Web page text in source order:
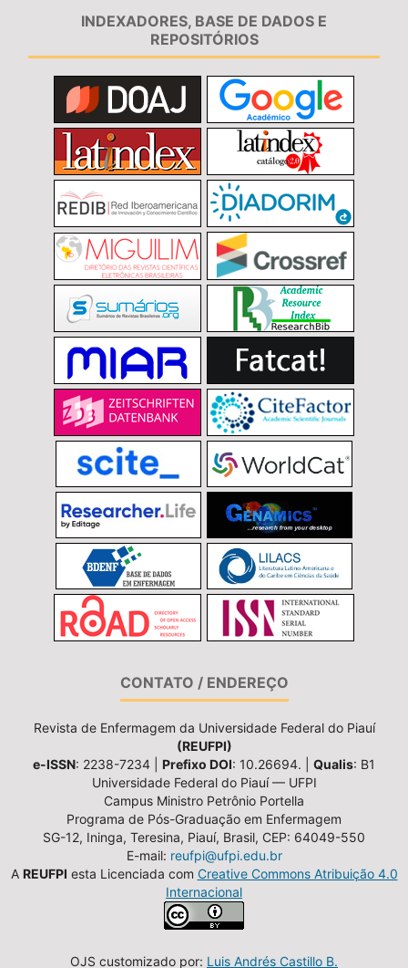
INDEXADORES, BASE DE DADOS E
REPOSITÓRIOS
CONTATO / ENDEREÇO
Revista de Enfermagem da Universidade Federal do Piauí
(REUFPI)
e-ISSN: 2238-7234 | Prefixo DOI: 10.26694. | Qualis: B1
Universidade Federal do Piauí — UFPI
Campus Ministro Petrônio Portella
Programa de Pós-Graduação em Enfermagem
SG-12, Ininga, Teresina, Piauí, Brasil, CEP: 64049-550
E-mail: reufpi@ufpi.edu.br
A REUFPI esta Licenciada com Creative Commons Atribuição 4.0
Internacional
OJS customizado por: Luis Andrés Castillo B.